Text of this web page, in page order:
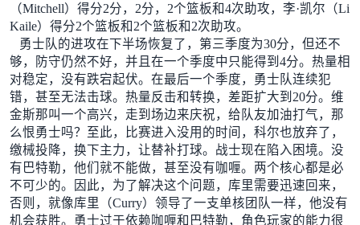
（Mitchell）得分2分，2分，2个篮板和4次助攻，李·凯尔（Li
Kaile）得分2个篮板和2个篮板和2次助攻。
勇士队的进攻在下半场恢复了，第三季度为30分，但还不
够，防守仍然不好，并且在一个季度中只能得到4分。热量相
对稳定，没有跌宕起伏。在最后一个季度，勇士队连续犯
错，甚至无法击球。热量反击和转换，差距扩大到20分。 维
金斯那叫一个高兴，走到场边来庆祝，给队友加油打气，那
么恨勇士吗？至此，比赛进入没用的时间，科尔也放弃了，
缴械投降，换下主力，让替补打球。 战士现在陷入困境。没
有巴特勒，他们就不能做，甚至没有咖喱。两个核心都是必
不可少的。因此，为了解决这个问题，库里需要迅速回来，
否则，就像库里（Curry）领导了一支单核团队一样，他没有
机会获胜。勇士过于依赖咖喱和巴特勒，角色玩家的能力很